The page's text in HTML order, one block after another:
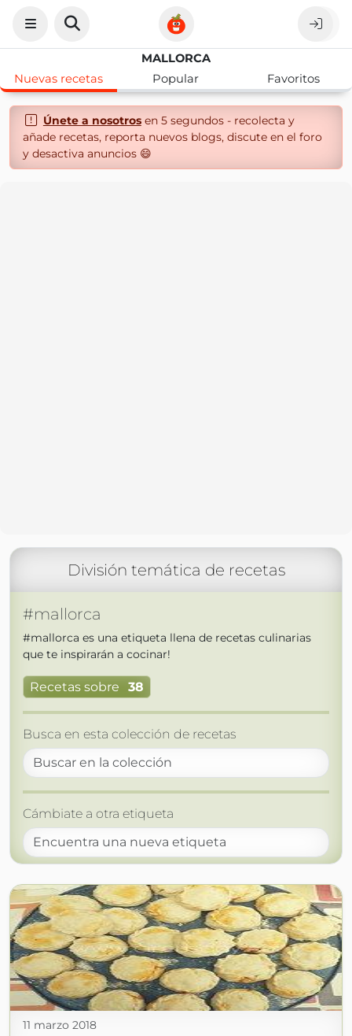
MALLORCA
Nuevas recetas
Popular Favoritos
Únete a nosotrosen 5 segundos - recolecta y
añade recetas, reporta nuevos blogs, discute en el foro
y desactiva anuncios 😄
División temática de recetas
#mallorca
#mallorca es una etiqueta llena de recetas culinarias
que te inspirarán a cocinar!
Recetas sobre 38
Busca en esta colección de recetas
Cámbiate a otra etiqueta
11 marzo 2018